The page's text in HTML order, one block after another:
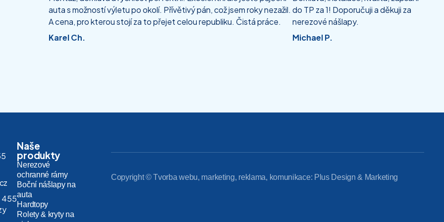
auta s možností výletu po okolí. Přívětivý pán, což jsem roky nezažil.
A cena, pro kterou stojí za to přejet celou republiku. Čistá práce.
Karel Ch.
do TP za 1! Doporučuji a děkuji za
nerezové nášlapy.
Michael P.
455
Naše
produkty
Nerezové
ochranné rámy
Boční nášlapy na
auta
Hardtopy
Rolety & kryty na
Copyright © Tvorba webu, marketing, reklama, komunikace: Plus Design & Marketing